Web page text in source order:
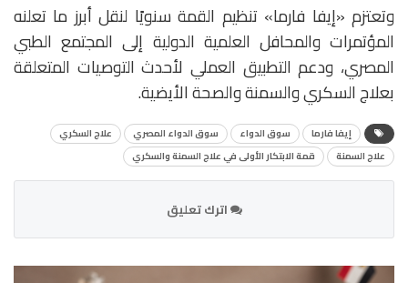
وتعتزم «إيفا فارما» تنظيم القمة سنويًا لنقل أبرز ما تعلنه
المؤتمرات والمحافل العلمية الدولية إلى المجتمع الطبي
المصري، ودعم التطبيق العملي لأحدث التوصيات المتعلقة
بعلاج السكري والسمنة والصحة الأيضية.
إيفا فارما سوق الدواء سوق الدواء المصري
علاج السكري
علاج السمنة
قمة الابتكار الأولى في علاج السمنة والسكري
اترك تعليق